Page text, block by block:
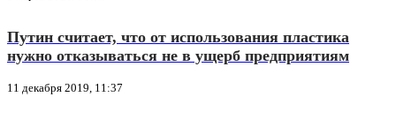
Путин считает, что от использования пластика
нужно отказываться не в ущерб предприятиям
11 декабря 2019, 11:37